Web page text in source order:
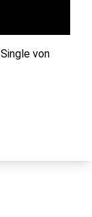
von